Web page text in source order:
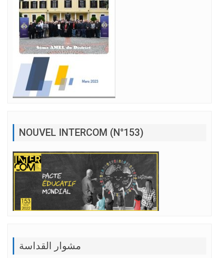
NOUVEL INTERCOM (N°153)
مشوار القداسة